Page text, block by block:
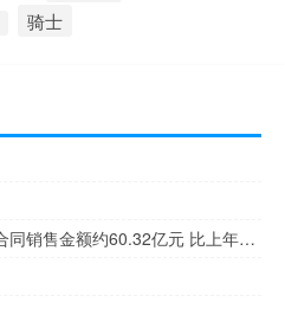
骑士
新城控股：10月份公司实现合同销售金额约60.32亿元 比上年同期下降33.53%